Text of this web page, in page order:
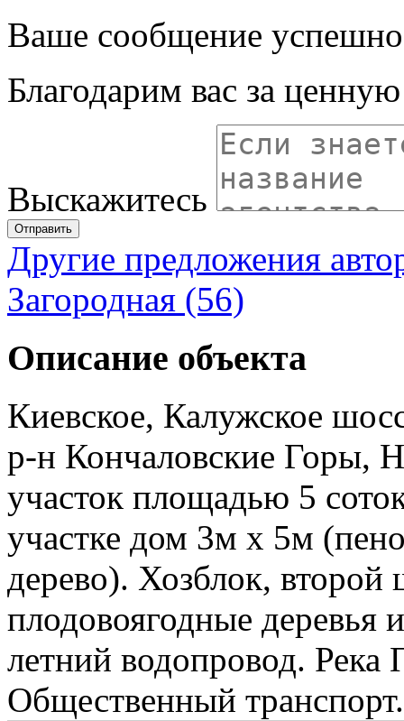
Ваше сообщение успешно
Благодарим вас за
Выскажитесь
Отправить
Другие предложения
Загородная (56)
Описание объекта
Киевское, Калужское
р-н Кончаловские Горы,
участок площадью 5
участке дом 3м х 5м
дерево). Хозблок,
плодовоягодные деревья
летний водопровод. Река
Общественный транспорт.